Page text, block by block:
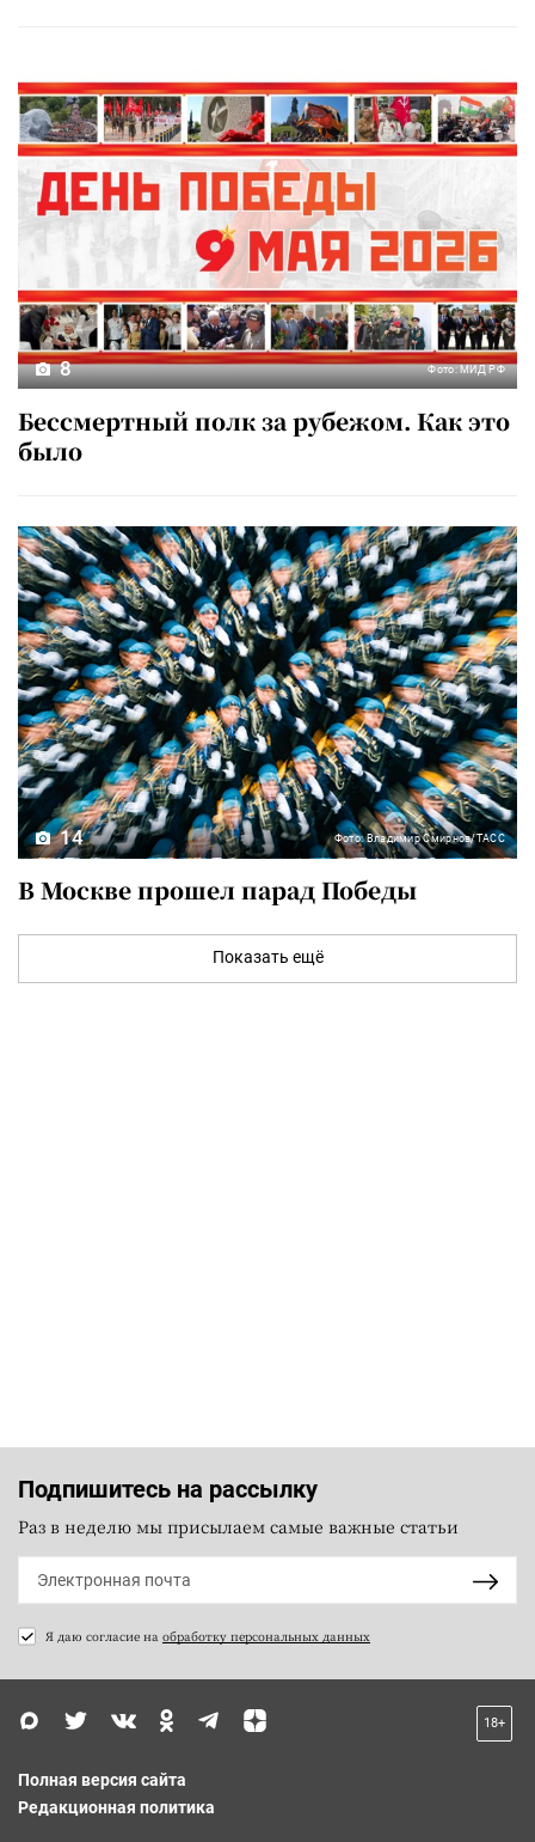
8 Фото: МИД РФ
Бессмертный полк за рубежом. Как это
было
14 Фото: Владимир Смирнов/ТАСС
В Москве прошел парад Победы
Показать ещё
Подпишитесь на рассылку
Раз в неделю мы присылаем самые важные статьи
Я даю согласие на обработку персональных данных
18+
Полная версия сайта
Редакционная политика